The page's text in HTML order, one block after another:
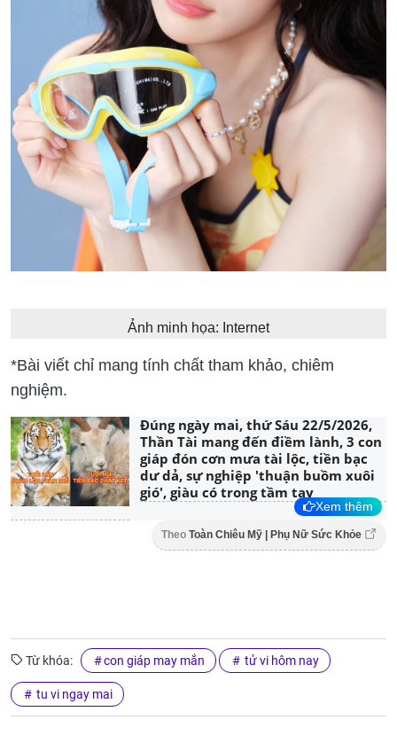
Ảnh minh họa: Internet
*Bài viết chỉ mang tính chất tham khảo, chiêm
nghiệm.
Đúng ngày mai, thứ Sáu 22/5/2026,
Thần Tài mang đến điềm lành, 3 con
giáp đón cơn mưa tài lộc, tiền bạc
dư dả, sự nghiệp 'thuận buồm xuôi
gió', giàu có trong tầm tay
Xem thêm
Theo Toàn Chiêu Mỹ | Phụ Nữ Sức Khỏe
Từ khóa: con giáp may mắn tử vi hôm nay
tu vi ngay mai